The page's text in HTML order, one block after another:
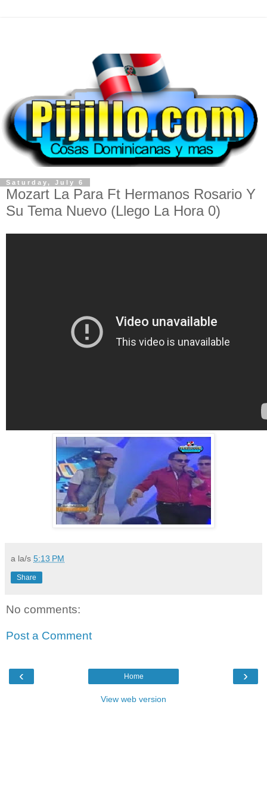
Saturday, July 6
Mozart La Para Ft Hermanos Rosario Y
Su Tema Nuevo (Llego La Hora 0)
a la/s 5:13 PM
Share
No comments:
Post a Comment
‹ ›
Home
View web version